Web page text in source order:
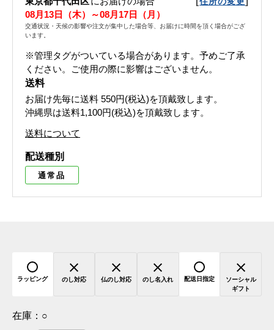
08月13日（木）～08月17日（月）
交通状況・天候の影響や注文が集中した場合等、お届けに時間を頂く場合がござ
います。
※管理タグがついている場合があります。予めご了承
ください。ご使用の際に影響はございません。
送料
お届け先毎に送料 550円(税込)を頂戴致します。
沖縄県は送料1,100円(税込)を頂戴致します。
送料について
配送種別
通常品
ラッピング のし対応 仏のし対応 のし名入れ 配送日指定
ソーシャル
ギフト
在庫： ○